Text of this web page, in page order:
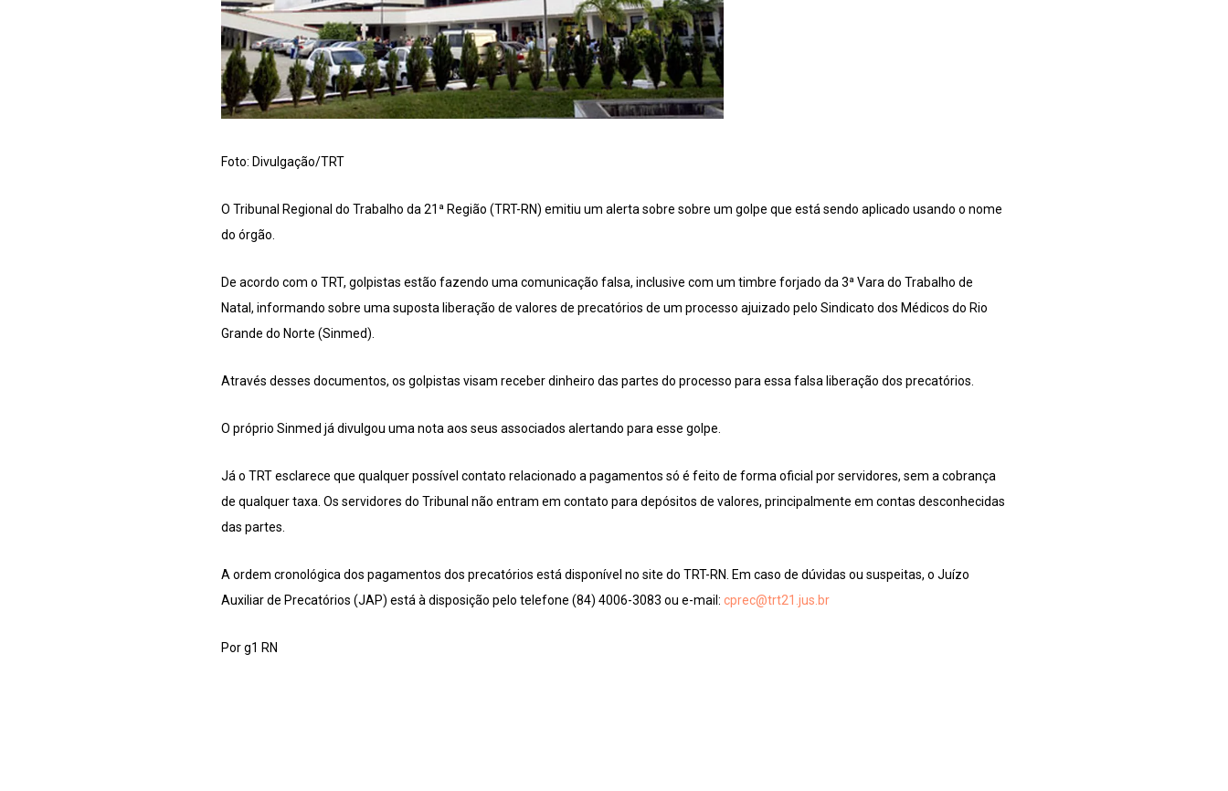
Foto: Divulgação/TRT
O Tribunal Regional do Trabalho da 21ª Região (TRT-RN) emitiu um alerta sobre sobre um golpe que está sendo aplicado usando o nome
do órgão.
De acordo com o TRT, golpistas estão fazendo uma comunicação falsa, inclusive com um timbre forjado da 3ª Vara do Trabalho de
Natal, informando sobre uma suposta liberação de valores de precatórios de um processo ajuizado pelo Sindicato dos Médicos do Rio
Grande do Norte (Sinmed).
Através desses documentos, os golpistas visam receber dinheiro das partes do processo para essa falsa liberação dos precatórios.
O próprio Sinmed já divulgou uma nota aos seus associados alertando para esse golpe.
Já o TRT esclarece que qualquer possível contato relacionado a pagamentos só é feito de forma oficial por servidores, sem a cobrança
de qualquer taxa. Os servidores do Tribunal não entram em contato para depósitos de valores, principalmente em contas desconhecidas
das partes.
A ordem cronológica dos pagamentos dos precatórios está disponível no site do TRT-RN. Em caso de dúvidas ou suspeitas, o Juízo
Auxiliar de Precatórios (JAP) está à disposição pelo telefone (84) 4006-3083 ou e-mail: cprec@trt21.jus.br
Por g1 RN